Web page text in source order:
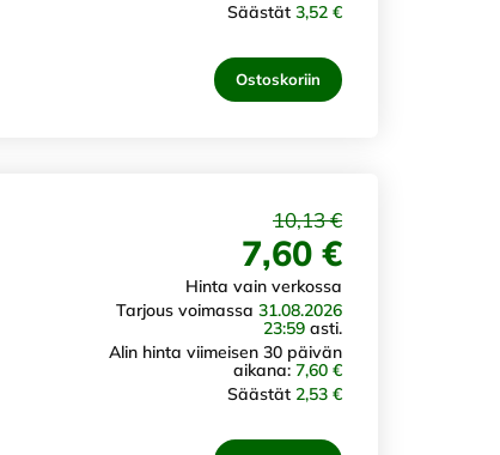
Säästät 3,52 €
Ostoskoriin
10,13 €
7,60 €
Hinta vain verkossa
Tarjous voimassa 31.08.2026
23:59 asti.
Alin hinta viimeisen 30 päivän
aikana: 7,60 €
Säästät 2,53 €